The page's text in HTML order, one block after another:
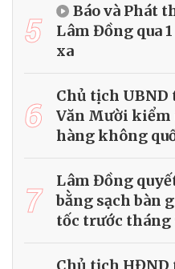
5
Báo và Phát
Lâm Đồng qua
xa
6
Chủ tịch
Văn Mười kiểm
hàng không
7
Lâm Đồng
bằng sạch bàn
tốc trước tháng
Chủ tịch